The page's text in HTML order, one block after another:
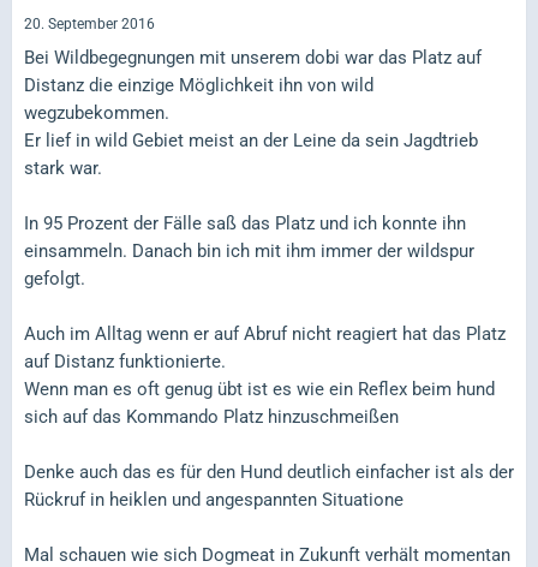
20. September 2016
Bei Wildbegegnungen mit unserem dobi war das Platz auf
Distanz die einzige Möglichkeit ihn von wild
wegzubekommen.
Er lief in wild Gebiet meist an der Leine da sein Jagdtrieb
stark war.
In 95 Prozent der Fälle saß das Platz und ich konnte ihn
einsammeln. Danach bin ich mit ihm immer der wildspur
gefolgt.
Auch im Alltag wenn er auf Abruf nicht reagiert hat das Platz
auf Distanz funktionierte.
Wenn man es oft genug übt ist es wie ein Reflex beim hund
sich auf das Kommando Platz hinzuschmeißen
Denke auch das es für den Hund deutlich einfacher ist als der
Rückruf in heiklen und angespannten Situatione
Mal schauen wie sich Dogmeat in Zukunft verhält momentan